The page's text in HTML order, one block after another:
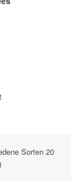
Sorten 20